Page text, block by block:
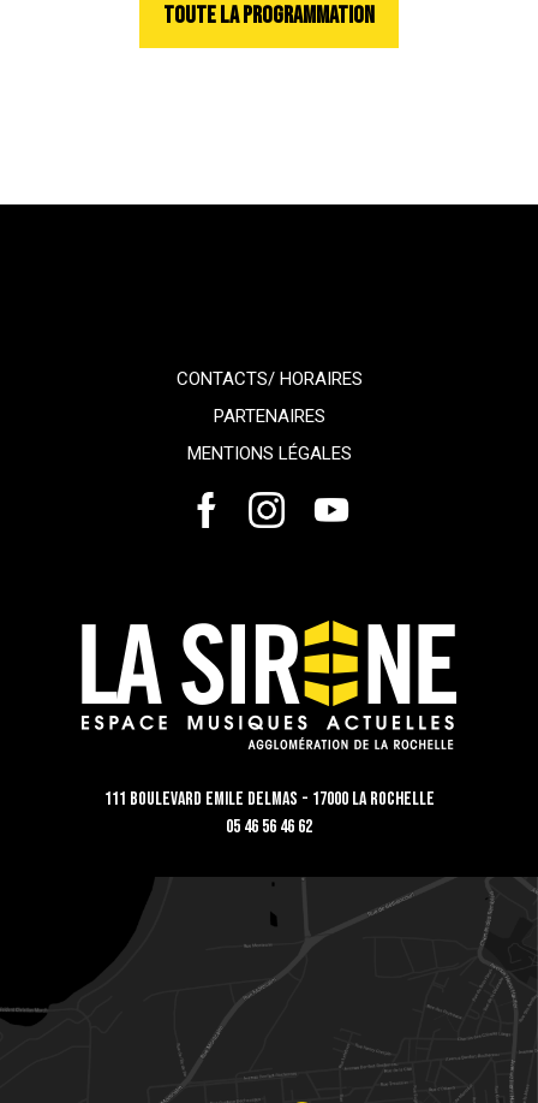
TOUTE LA PROGRAMMATION
CONTACTS/ HORAIRES
PARTENAIRES
MENTIONS LÉGALES
111 Boulevard Emile Delmas - 17000 La Rochelle
05 46 56 46 62